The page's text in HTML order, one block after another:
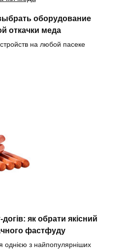
оборудование
откачки меда
на любой пасеке
як обрати якісний
фастфуду
однією з найпопулярніших